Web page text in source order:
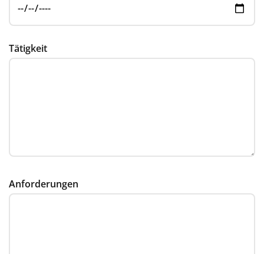
Tätigkeit
Anforderungen